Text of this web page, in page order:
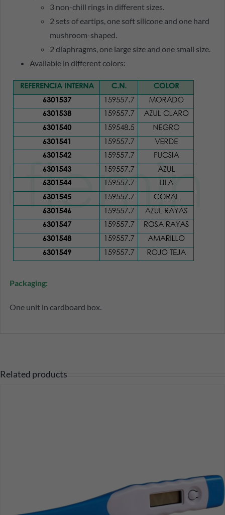
3 non-chill rings in different sizes.
2 sets of eartips, one soft silicone and one hard
mushroom-shaped.
2 diaphragms, one large size and one small size.
Available in different colors:
Packaging:
One unit in cardboard box.
Related products